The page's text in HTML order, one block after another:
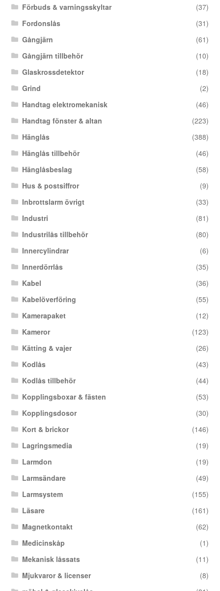
Förbuds & varningsskyltar
(37)
Fordonslås
(31)
Gångjärn
(61)
Gångjärn tillbehör
(10)
Glaskrossdetektor
(18)
Grind
(2)
Handtag elektromekanisk
(46)
Handtag fönster & altan
(223)
Hänglås
(388)
Hänglås tillbehör
(46)
Hänglåsbeslag
(58)
Hus & postsiffror
(9)
Inbrottslarm övrigt
(33)
Industri
(81)
Industrilås tillbehör
(80)
Innercylindrar
(6)
Innerdörrlås
(35)
Kabel
(36)
Kabelöverföring
(55)
Kamerapaket
(12)
Kameror
(123)
Kätting & vajer
(26)
Kodlås
(43)
Kodlås tillbehör
(44)
Kopplingsboxar & fästen
(53)
Kopplingsdosor
(30)
Kort & brickor
(146)
Lagringsmedia
(19)
Larmdon
(19)
Larmsändare
(49)
Larmsystem
(155)
Läsare
(161)
Magnetkontakt
(62)
Medicinskåp
(1)
Mekanisk låssats
(11)
Mjukvaror & licenser
(8)